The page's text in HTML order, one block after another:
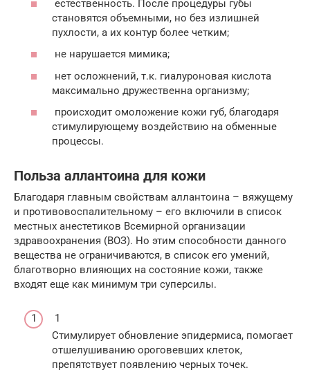
естественность. После процедуры губы
становятся объемными, но без излишней
пухлости, а их контур более четким;
не нарушается мимика;
нет осложнений, т.к. гиалуроновая кислота
максимально дружественна организму;
происходит омоложение кожи губ, благодаря
стимулирующему воздействию на обменные
процессы.
Польза аллантоина для кожи
Благодаря главным свойствам аллантоина – вяжущему
и противовоспалительному – его включили в список
местных анестетиков Всемирной организации
здравоохранения (ВОЗ). Но этим способности данного
вещества не ограничиваются, в список его умений,
благотворно влияющих на состояние кожи, также
входят еще как минимум три суперсилы.
1
Стимулирует обновление эпидермиса, помогает
отшелушиванию ороговевших клеток,
препятствует появлению черных точек.